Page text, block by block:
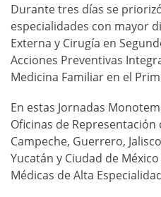
Durante tres días se
especialidades con mayor
Externa y Cirugía en
Acciones Preventivas
Medicina Familiar en el
En estas Jornadas
Oficinas de Representación
Campeche, Guerrero,
Yucatán y Ciudad de
Médicas de Alta